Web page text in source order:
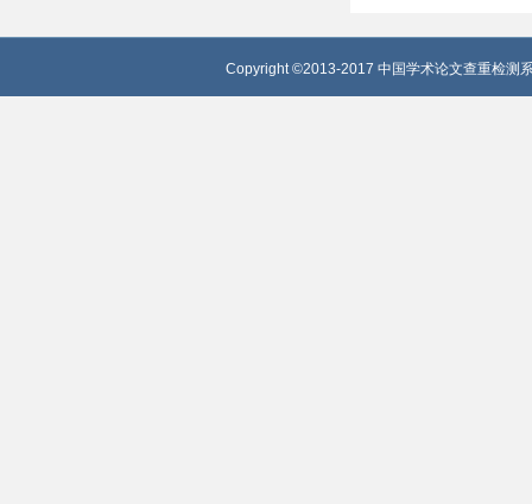
Copyright ©2013-2017 中国学术论文查重检